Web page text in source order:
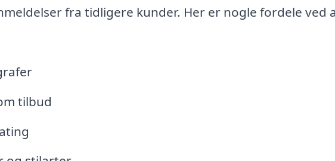
fra tidligere kunder. Her er nogle fordele ved
tilbud